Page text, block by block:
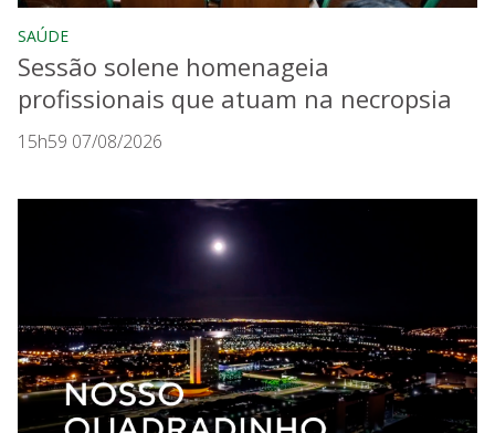
SAÚDE
Sessão solene homenageia
profissionais que atuam na necropsia
15h59 07/08/2026